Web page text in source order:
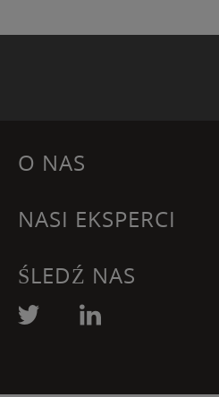
O NAS
NASI EKSPERCI
ŚLEDŹ NAS